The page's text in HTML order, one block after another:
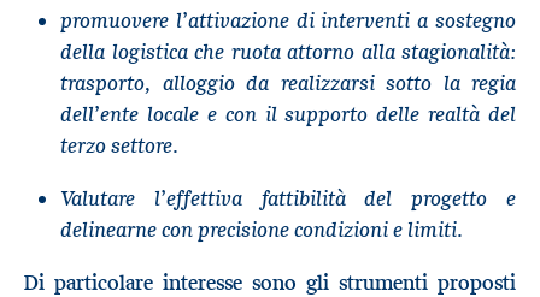
promuovere l’attivazione di interventi a sostegno
della logistica che ruota attorno alla stagionalità:
trasporto, alloggio da realizzarsi sotto la regia
dell’ente locale e con il supporto delle realtà del
terzo settore.
Valutare l’effettiva fattibilità del progetto e
delinearne con precisione condizioni e limiti.
Di particolare interesse sono gli strumenti proposti